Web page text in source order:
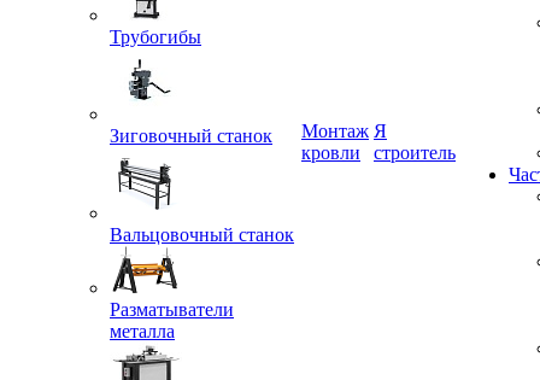
Трубогибы
Зиговочный станок
Вальцовочный станок
Разматыватели
металла
кровли
строитель